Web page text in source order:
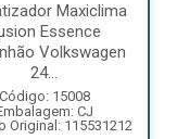
Maxiclima
Essence
Volkswagen
24...
Código: 15008
CJ
Original: 115531212